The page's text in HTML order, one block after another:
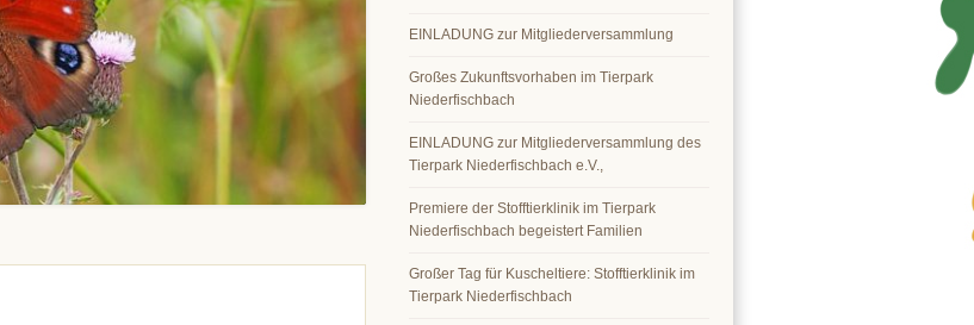
EINLADUNG zur Mitgliederversammlung
Großes Zukunftsvorhaben im Tierpark
Niederfischbach
EINLADUNG zur Mitgliederversammlung des
Tierpark Niederfischbach e.V.,
Premiere der Stofftierklinik im Tierpark
Niederfischbach begeistert Familien
Großer Tag für Kuscheltiere: Stofftierklinik im
Tierpark Niederfischbach